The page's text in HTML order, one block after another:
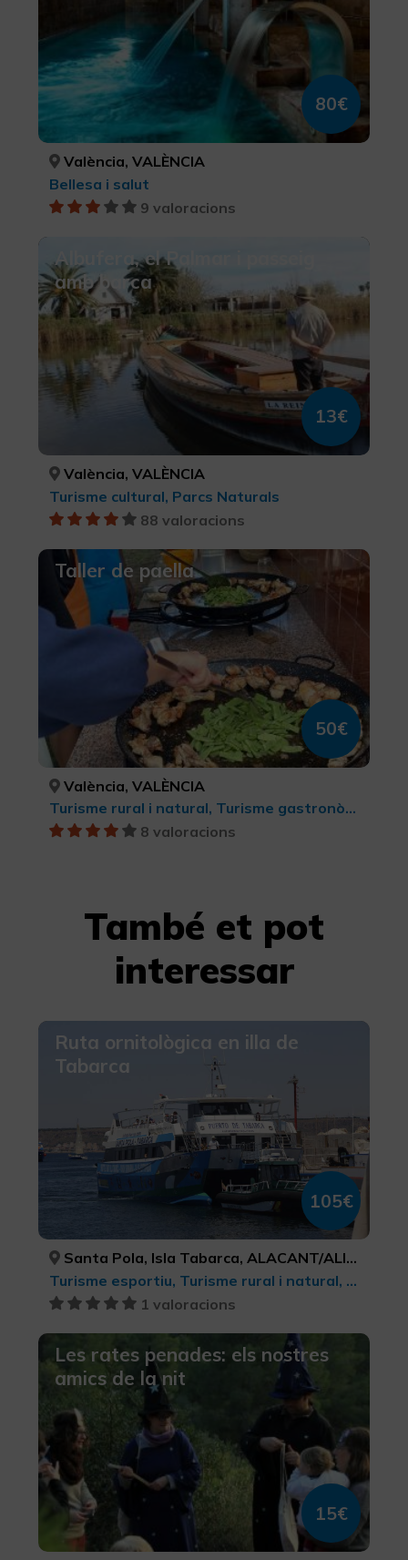
80€
València, VALÈNCIA
Bellesa i salut
9 valoracions
Albufera, el Palmar i passeig
amb barca
13€
València, VALÈNCIA
Turisme cultural, Parcs Naturals
88 valoracions
Taller de paella
50€
València, VALÈNCIA
Turisme rural i natural, Turisme gastronòmic, Turisme cultural, Parcs Naturals
8 valoracions
També et pot
interessar
Ruta ornitològica en illa de
Tabarca
105€
Santa Pola, Isla Tabarca, ALACANT/ALICANTE, ALACANT/ALICANTE
Turisme esportiu, Turisme rural i natural, Observació d'ocells, Senderisme, Parcs Naturals
1 valoracions
Les rates penades: els nostres
amics de la nit
15€